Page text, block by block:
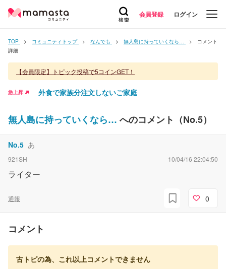
会員登録 ログイン
TOP コミュニティトップ なんでも 無人島に持っていくなら…
コメント
詳細
【会員限定】トピック投稿で5コインGET！
急上昇 外食で家族分注文しないご家庭
無人島に持っていくなら… へのコメント（No.5）
No.5 あ
921SH 10/04/16 22:04:50
ライター
通報 0
コメント
古トピの為、これ以上コメントできません